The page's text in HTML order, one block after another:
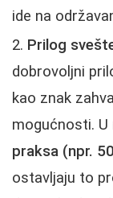
ide na
Prilog
dobrovoljni
kao znak
mogućnosti.
praksa (npr.
ostavljaju to